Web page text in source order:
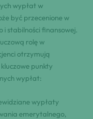
wypłat w
być przecenione w
stabilności finansowej.
rolę w
otrzymują
punkty
wypłat:
wypłaty
emerytalnego,